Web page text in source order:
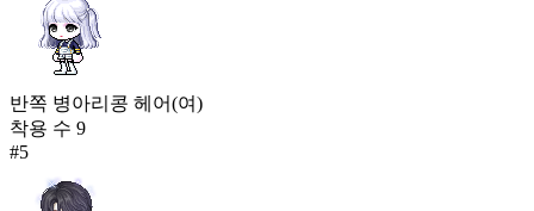
반쪽 병아리콩 헤어(여)
착용 수 9
#5